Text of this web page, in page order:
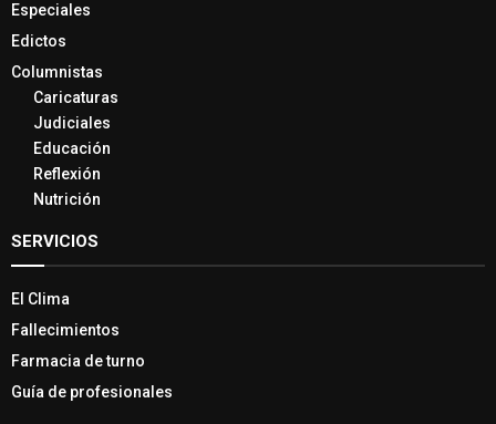
Especiales
Edictos
Columnistas
Caricaturas
Judiciales
Educación
Reflexión
Nutrición
SERVICIOS
El Clima
Fallecimientos
Farmacia de turno
Guía de profesionales